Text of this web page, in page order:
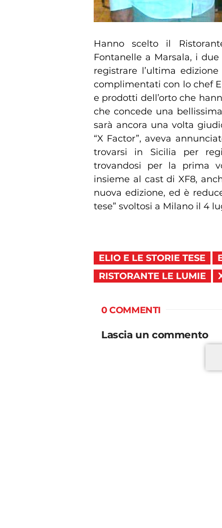
Hanno scelto il
Fontanelle a Marsala, i
registrare l’ultima
complimentati con lo chef
e prodotti dell’orto che
che concede una
sarà ancora una volta
“X Factor”, aveva
trovarsi in Sicilia per
trovandosi per la prima
insieme al cast di XF8,
nuova edizione, ed è
tese” svoltosi a Milano il 4
ELIO E LE STORIE TESE
RISTORANTE LE LUMIE
0 COMMENTI
Lascia un commento